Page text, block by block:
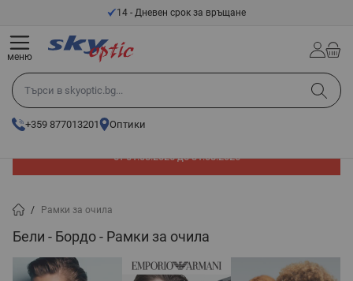
Прескачане към съдържанието14 - Дневен срок за връщане
Търси в skyoptic.bg...
+359 877013201 Оптики
меню
от 01.08.2026 до 31.08.2026
/ Рамки за очила
Бели - Бордо - Рамки за очила